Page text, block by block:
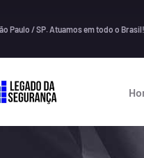
Paulo / SP. Atuamos em todo o Brasil!